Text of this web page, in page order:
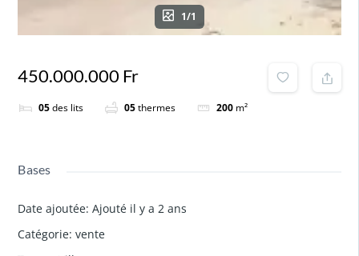
1/1
450.000.000 Fr
05 des lits 05 thermes 200 m²
Bases
Date ajoutée: Ajouté il y a 2 ans
Catégorie: vente